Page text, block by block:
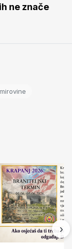
ne znače
›